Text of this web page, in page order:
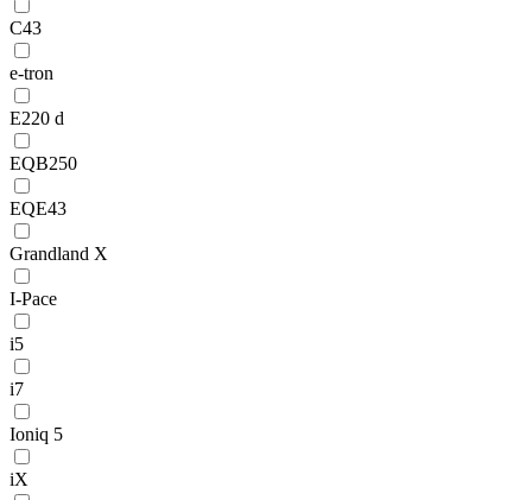
C43
e-tron
E220 d
EQB250
EQE43
Grandland X
I-Pace
i5
i7
Ioniq 5
iX